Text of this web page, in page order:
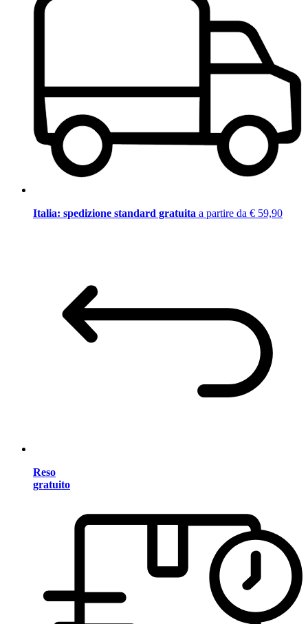
Italia: spedizione standard gratuita a partire da € 59,90
Reso
gratuito